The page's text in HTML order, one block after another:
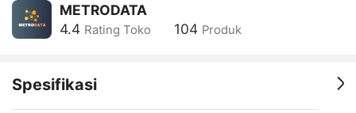
METRODATA
4.4 Rating Toko 104 Produk
Spesifikasi